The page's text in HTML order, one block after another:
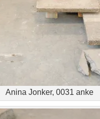
Anina Jonker, 0031 anke